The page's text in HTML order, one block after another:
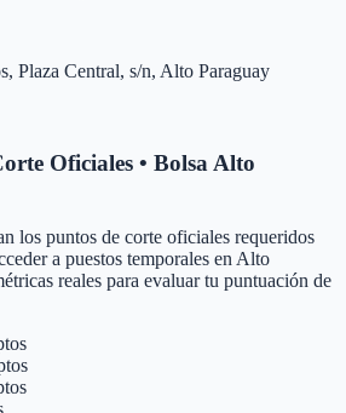
Plaza Central, s/n, Alto Paraguay
Oficiales • BolsaAlto
los puntos de corte oficiales requeridos
a puestos temporales en Alto
reales para evaluar tu puntuación de